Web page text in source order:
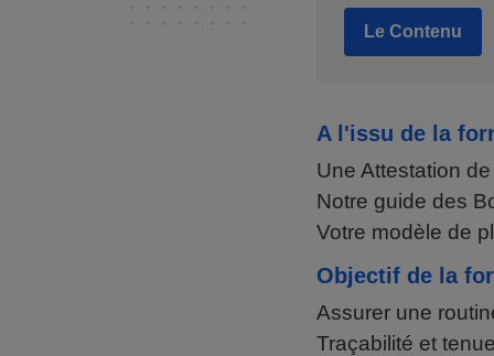
Le Contenu
A l'issu de la
Une Attestation
Notre guide des
Votre modèle de
Objectif de la
Assurer une
Traçabilité et